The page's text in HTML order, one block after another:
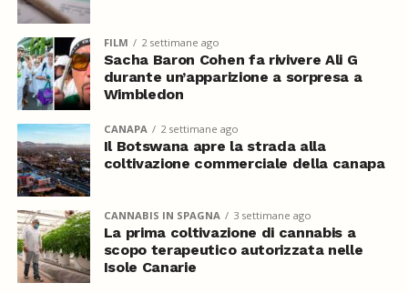
FILM 2 settimane ago
Sacha Baron Cohen fa rivivere Ali G
durante un’apparizione a sorpresa a
Wimbledon
CANAPA 2 settimane ago
Il Botswana apre la strada alla
coltivazione commerciale della canapa
CANNABIS IN SPAGNA 3 settimane ago
La prima coltivazione di cannabis a
scopo terapeutico autorizzata nelle
Isole Canarie